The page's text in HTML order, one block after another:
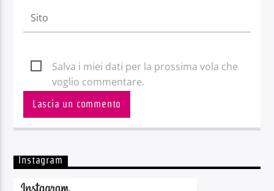
Salva i miei dati per la prossima vola che
voglio commentare.
Instagram